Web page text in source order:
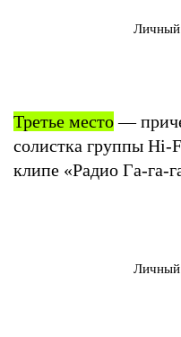
Личный
Третье место—
солистка группы
клипе «Радио Га-га-
Личный